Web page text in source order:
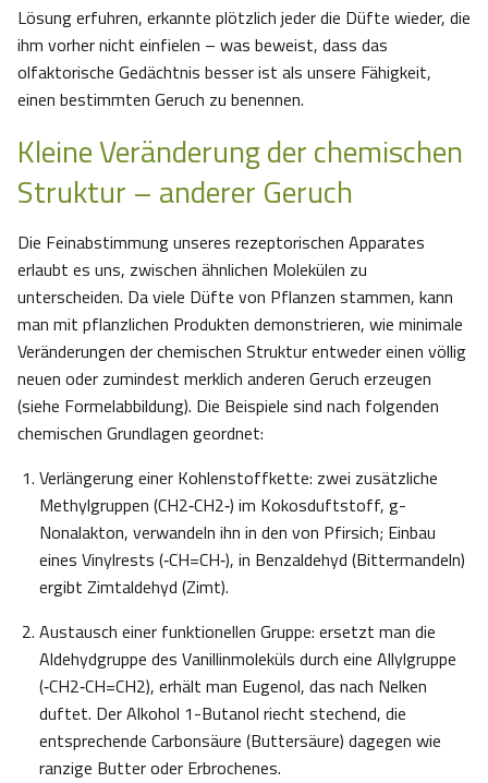
Lösung erfuhren, erkannte plötzlich jeder die Düfte wieder, die
ihm vorher nicht einfielen – was beweist, dass das
olfaktorische Gedächtnis besser ist als unsere Fähigkeit,
einen bestimmten Geruch zu benennen.
Kleine Veränderung der chemischen
Struktur – anderer Geruch
Die Feinabstimmung unseres rezeptorischen Apparates
erlaubt es uns, zwischen ähnlichen Molekülen zu
unterscheiden. Da viele Düfte von Pflanzen stammen, kann
man mit pflanzlichen Produkten demonstrieren, wie minimale
Veränderungen der chemischen Struktur entweder einen völlig
neuen oder zumindest merklich anderen Geruch erzeugen
(siehe Formelabbildung). Die Beispiele sind nach folgenden
chemischen Grundlagen geordnet:
Verlängerung einer Kohlenstoffkette: zwei zusätzliche
Methylgruppen (CH2‑CH2‑) im Kokosduftstoff, g-
Nonalakton, verwandeln ihn in den von Pfirsich; Einbau
eines Vinylrests (‑CH=CH‑), in Benzaldehyd (Bittermandeln)
ergibt Zimtaldehyd (Zimt).
Austausch einer funktionellen Gruppe: ersetzt man die
Aldehydgruppe des Vanillinmoleküls durch eine Allylgruppe
(‑CH2‑CH=CH2), erhält man Eugenol, das nach Nelken
duftet. Der Alkohol 1-Butanol riecht stechend, die
entsprechende Carbonsäure (Buttersäure) dagegen wie
ranzige Butter oder Erbrochenes.